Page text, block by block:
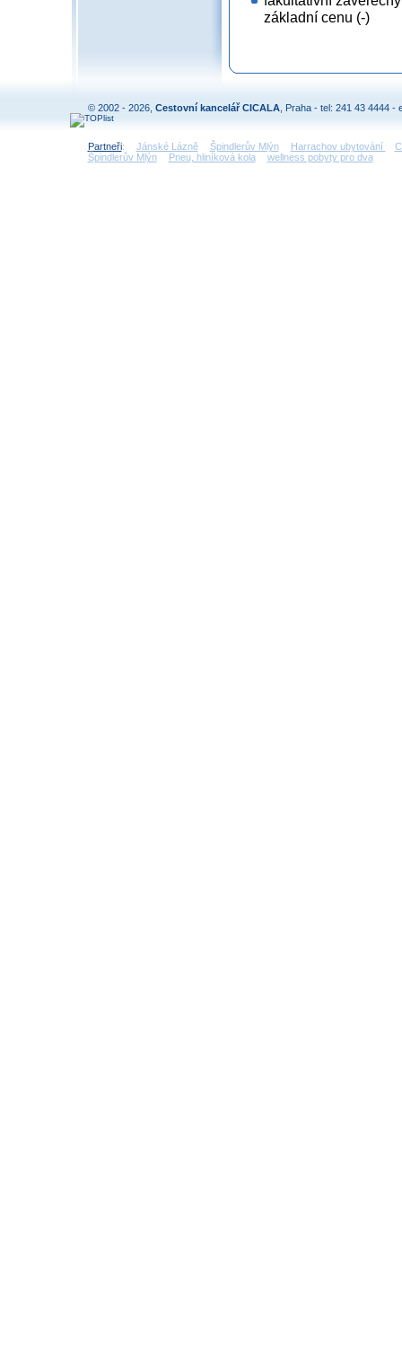
základní cenu (-)
© 2002 - 2026, Cestovní kancelář CICALA , Praha - tel: 241 43 4444 -
Partneři: Jánské Lázně Špindlerův Mlýn Harrachov ubytování
Špindlerův Mlýn
Pneu, hliníková kola wellness pobyty pro dva